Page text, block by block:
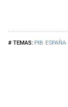
PIB ESPAÑA